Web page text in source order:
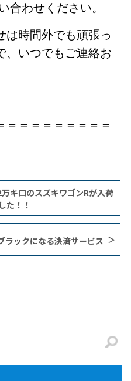
合わせください。
は時間外でも頑張っ
、いつでもご連絡お
＝＝＝＝＝＝＝＝＝
キロのスズキワゴンRが入荷
た！！
ラックになる決済サービス